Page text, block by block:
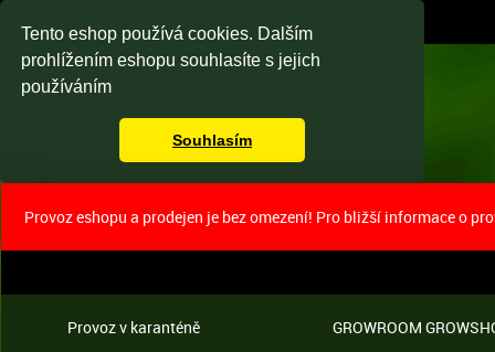
Tento eshop používá cookies. Dalším
prohlížením eshopu souhlasíte s jejich
používáním
Souhlasím
Provoz eshopu a prodejen je bez omezení! Pro bližší informace o
Provoz v karanténě GROWROOM